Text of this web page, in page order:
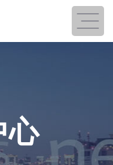
心